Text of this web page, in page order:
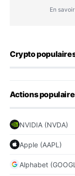
En
Crypto
Actions
NVIDIA (NVDA)
Apple (AAPL)
Alphabet